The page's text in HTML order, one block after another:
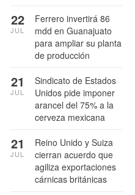
Ferrero invertirá 86
mdd en Guanajuato
para ampliar su planta
de producción
22
JUL
Sindicato de Estados
Unidos pide imponer
arancel del 75% a la
cerveza mexicana
21
JUL
Reino Unido y Suiza
cierran acuerdo que
agiliza exportaciones
cárnicas británicas
21
JUL